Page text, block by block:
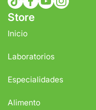
Store
Inicio
Laboratorios
Especialidades
Alimento